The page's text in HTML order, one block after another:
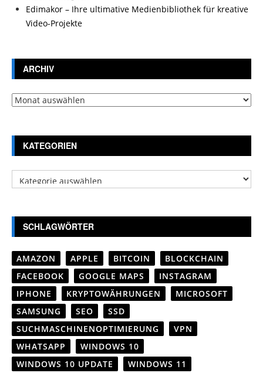
Edimakor – Ihre ultimative Medienbibliothek für kreative
Video-Projekte
ARCHIV
Archiv
KATEGORIEN
Kategorien
SCHLAGWÖRTER
AMAZON APPLE BITCOIN
BLOCKCHAIN
FACEBOOK
GOOGLE MAPS
INSTAGRAM
IPHONE
KRYPTOWÄHRUNGEN
MICROSOFT
SAMSUNG
SEO
SSD
SUCHMASCHINENOPTIMIERUNG
VPN
WHATSAPP
WINDOWS 10
WINDOWS 10 UPDATE
WINDOWS 11